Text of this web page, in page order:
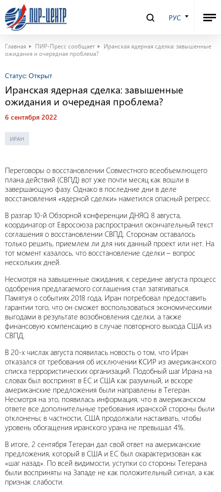
РУС
Главная ПИР-Пресс сообщает
Иранская ядерная сделка: завышенные
ожидания и очередная проблема?
Статус: Открыт
Иранская ядерная сделка: завышенные
ожидания и очередная проблема?
6 сентября 2022
ИРАН
Переговоры о восстановлении Совместного всеобъемлющего
плана действий (СВПД) вот уже почти месяц как вошли в
завершающую фазу. Однако в последние дни в деле
восстановления «ядерной сделки» наметился опасный регресс.
В разгар 10-й Обзорной конференции ДНЯО, 8 августа,
координатор от Евросоюза распространил окончательный текст
соглашения о восстановлении СВПД. Сторонам оставалось
только решить, приемлем ли для них данный проект или нет. На
тот момент казалось, что восстановление сделки – вопрос
нескольких дней.
Несмотря на завышенные ожидания, к середине августа процесс
одобрения предлагаемого соглашения стал затягиваться.
Памятуя о событиях 2018 года, Иран потребовал предоставить
гарантии того, что он сможет воспользоваться экономическими
выгодами в результате возобновления сделки, а также
финансовую компенсацию в случае повторного выхода США из
СВПД.
В 20-х числах августа появилась новость о том, что Иран
отказался от требования об исключении КСИР из американского
списка террористических организаций. Подобный шаг Ирана на
словах был воспринят в ЕС и США как разумный, и вскоре
американские предложения были направлены в Тегеран.
Несмотря на это, появилась информация, что в американском
ответе все дополнительные требования иранской стороны были
отклонены; в частности, США продолжали настаивать, чтобы
уровень обогащения иранского урана не превышал 4%.
В итоге, 2 сентября Тегеран дал свой ответ на американские
предложения, который в США и ЕС был охарактеризован как
«шаг назад». По всей видимости, уступки со стороны Тегерана
были восприняты на Западе не как положительный сигнал, а как
признак слабости.